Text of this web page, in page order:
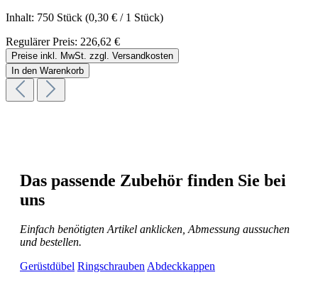
Inhalt: 750 Stück (0,30 € / 1 Stück)
Regulärer Preis: 226,62 €
Preise inkl. MwSt. zzgl. Versandkosten
In den Warenkorb
Das passende Zubehör finden Sie bei
uns
Einfach benötigten Artikel anklicken, Abmessung aussuchen
und bestellen.
Gerüstdübel RingschraubenAbdeckkappen